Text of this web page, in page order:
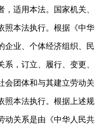
适用本法。国家机关、
照本法执行。根据《中华
企业、个体经济组织、民
，订立、履行、变更、
会团体和与其建立劳动关
照本法执行。根据上述规
动关系是由《中华人民共